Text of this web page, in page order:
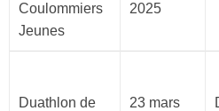
Coulommiers
Jeunes
2025
Duathlon de
23 mars